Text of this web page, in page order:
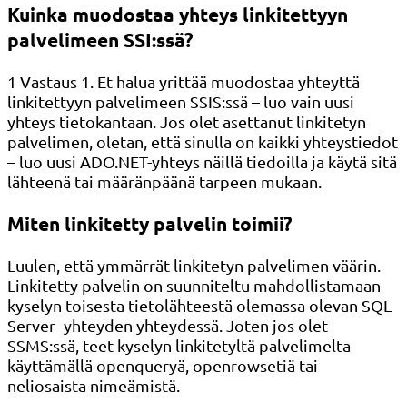
Kuinka muodostaa yhteys linkitettyyn
palvelimeen SSI:ssä?
1 Vastaus 1. Et halua yrittää muodostaa yhteyttä
linkitettyyn palvelimeen SSIS:ssä – luo vain uusi
yhteys tietokantaan. Jos olet asettanut linkitetyn
palvelimen, oletan, että sinulla on kaikki yhteystiedot
– luo uusi ADO.NET-yhteys näillä tiedoilla ja käytä sitä
lähteenä tai määränpäänä tarpeen mukaan.
Miten linkitetty palvelin toimii?
Luulen, että ymmärrät linkitetyn palvelimen väärin.
Linkitetty palvelin on suunniteltu mahdollistamaan
kyselyn toisesta tietolähteestä olemassa olevan SQL
Server -yhteyden yhteydessä. Joten jos olet
SSMS:ssä, teet kyselyn linkitetyltä palvelimelta
käyttämällä openqueryä, openrowsetiä tai
neliosaista nimeämistä.